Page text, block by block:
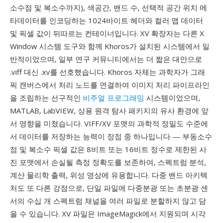
소수점 및 복소수까지), 색공간, 밴드 수, 선택적 공간 위치 메
타데이터를 인코딩하는 1024바이트 헤더와 컬러 맵 데이터
및 픽셀 값이 뒤따르는 컨테이너입니다. XV 확장자는 다른 X
Window 시스템 도구와 함께 Khoros가 설치된 시스템에서 일
반적이었으며, 일부 연구 커뮤니티에서는 더 짧은 대안으로
.viff 대신 .xv를 선호했습니다. Khoros 자체는 과학자가 그래
픽 캔버스에서 처리 노드를 연결하여 이미지 처리 파이프라인
을 조립하는 선구적인 비주얼 프로그래밍 시스템이었으며,
MATLAB, LabVIEW, 상용 원격 탐사 패키지의 유사 환경에 앞
서 영향을 미쳤습니다. VIFF/XV 포맷의 과학적 정밀도 수준에
서 데이터를 저장하는 능력이 장점 중 하나입니다 — 부동소수
점 및 복소수 픽셀 값은 8비트 또는 16비트 정수로 제한된 사
진 포맷에서 손실될 측정 정확도를 보존하여, 스펙트럼 분석,
계산 물리학 출력, 위성 영상에 유용합니다. 다중 밴드 아키텍
처도 또 다른 강점으로, 단일 파일에 다중분광 또는 초분광 센
서의 수십 개 스펙트럼 채널을 여러 파일로 분할하지 않고 담
을 수 있습니다. XV 파일은 ImageMagick에서 지원되며 시각